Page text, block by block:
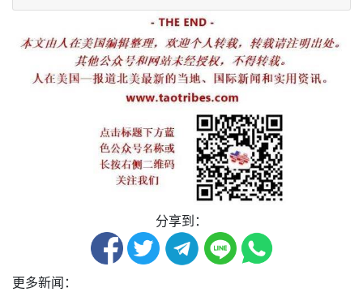
分享到：
更多新闻：